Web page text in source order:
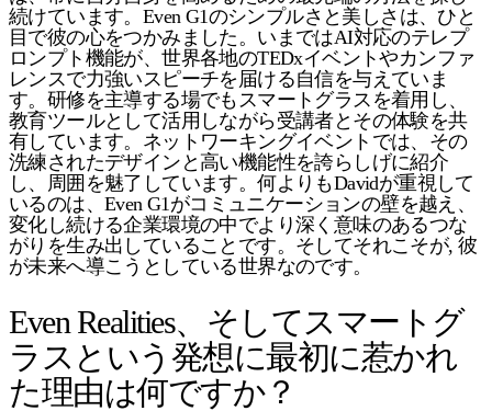
続けています。Even G1のシンプルさと美しさは、ひと
目で彼の心をつかみました。いまではAI対応のテレプ
ロンプト機能が、世界各地のTEDxイベントやカンファ
レンスで力強いスピーチを届ける自信を与えていま
す。研修を主導する場でもスマートグラスを着用し、
教育ツールとして活用しながら受講者とその体験を共
有しています。ネットワーキングイベントでは、その
洗練されたデザインと高い機能性を誇らしげに紹介
し、周囲を魅了しています。何よりもDavidが重視して
いるのは、Even G1がコミュニケーションの壁を越え、
変化し続ける企業環境の中でより深く意味のあるつな
がりを生み出していることです。そしてそれこそが, 彼
が未来へ導こうとしている世界なのです。
Even Realities、そしてスマートグ
ラスという発想に最初に惹かれ
た理由は何ですか？